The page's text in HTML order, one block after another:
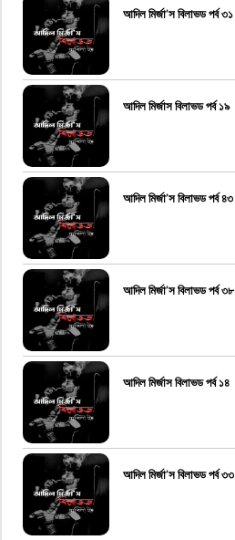
আদিল মির্জা’স বিলাভড পর্ব ৩১
আদিল মির্জাস বিলাভড পর্ব ১৯
আদিল মির্জা’স বিলাভড পর্ব ৪৩
আদিল মির্জা’স বিলাভড পর্ব ৩৮
আদিল মির্জাস বিলাভড পর্ব ১৪
আদিল মির্জা’স বিলাভড পর্ব ৩৩